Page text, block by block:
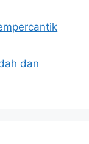
dan